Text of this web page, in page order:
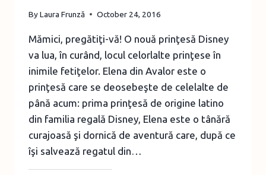
ByLaura Frunză October 24, 2016
Mămici, pregătiţi-vă! O nouă prinţesă Disney
va lua, în curând, locul celorlalte prinţese în
inimile fetiţelor. Elena din Avalor este o
prinţesă care se deosebeşte de celelalte de
până acum: prima prinţesă de origine latino
din familia regală Disney, Elena este o tânără
curajoasă şi dornică de aventură care, după ce
îşi salvează regatul din…